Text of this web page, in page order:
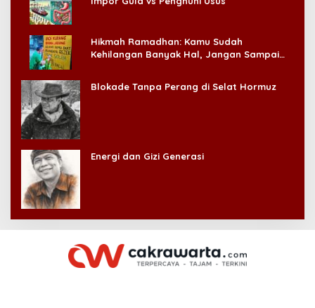
Hikmah Ramadhan: Kamu Sudah
Kehilangan Banyak Hal, Jangan Sampai
Blokade Tanpa Perang di Selat Hormuz
Energi dan Gizi Generasi